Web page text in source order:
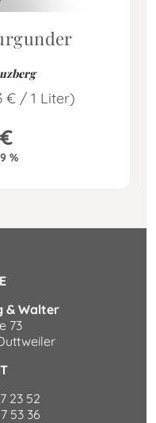
€
%
€/ 1 Liter)
& Walter
73
23 52
53 36